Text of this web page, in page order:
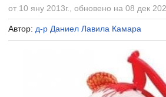
от 10 яну 2013г., обновено на 08 дек
Автор: д-р Даниел Лавила Камара